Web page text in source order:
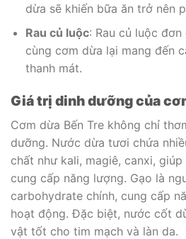
dừa sẽ khiến bữa ăn trở nên
Rau củ luộc: Rau củ luộc
cùng cơm dừa lại mang đến
thanh mát.
Giá trị dinh dưỡng của
Cơm dừa Bến Tre không chỉ
dưỡng. Nước dừa tươi chứa
chất như kali, magiê, canxi,
cung cấp năng lượng. Gạo là
carbohydrate chính, cung cấp
hoạt động. Đặc biệt, nước cốt
vật tốt cho tim mạch và làn da.